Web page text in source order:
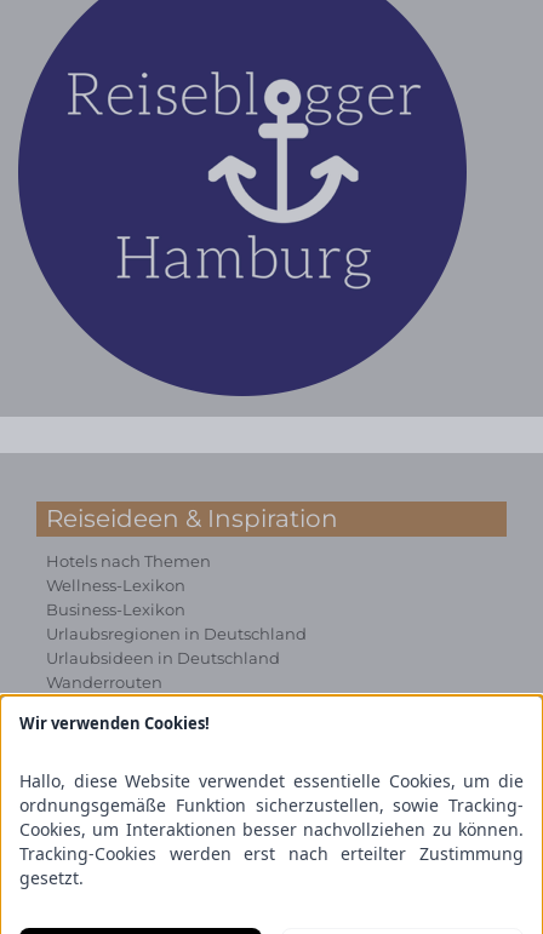
Reiseideen & Inspiration
Hotels nach Themen
Wellness-Lexikon
Business-Lexikon
Urlaubsregionen in Deutschland
Urlaubsideen in Deutschland
Wanderrouten
Kooperation & Zusammenarbeit
Kundenbereich
Presse
Über uns
Kooperation/Zusammenarbeit
Service/Partner
Wir verwenden Cookies!
Hallo, diese Website verwendet essentielle Cookies, um die
ordnungsgemäße Funktion sicherzustellen, sowie Tracking-
Cookies, um Interaktionen besser nachvollziehen zu können.
Tracking-Cookies werden erst nach erteilter Zustimmung
gesetzt.